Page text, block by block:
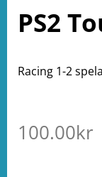
PS2
Racing 1-2
100.00kr